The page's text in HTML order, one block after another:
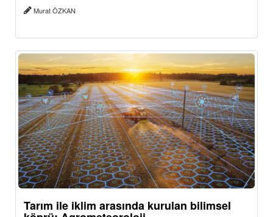
Murat ÖZKAN
Tarım ile iklim arasında kurulan bilimsel